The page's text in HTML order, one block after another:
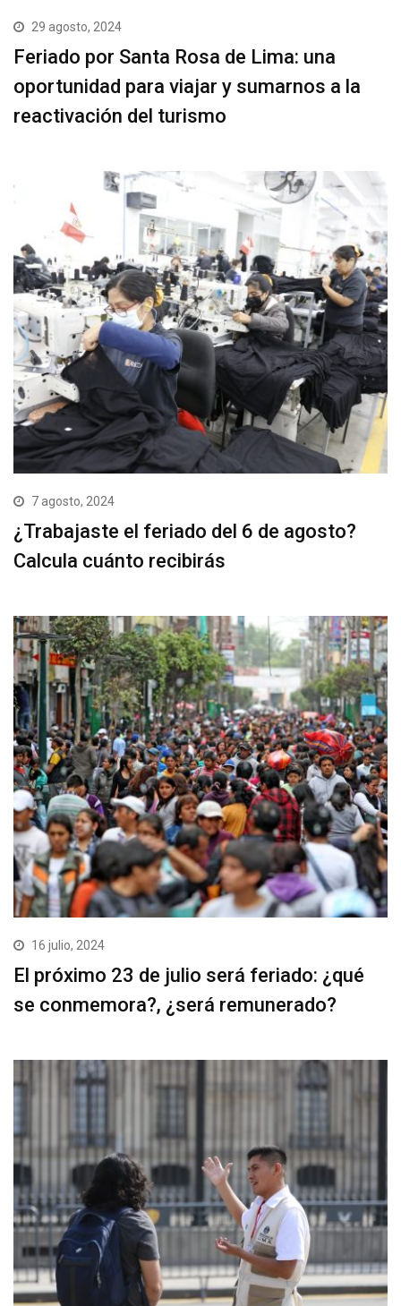
29 agosto, 2024
Feriado por Santa Rosa de Lima: una
oportunidad para viajar y sumarnos a la
reactivación del turismo
7 agosto, 2024
¿Trabajaste el feriado del 6 de agosto?
Calcula cuánto recibirás
16 julio, 2024
El próximo 23 de julio será feriado: ¿qué
se conmemora?, ¿será remunerado?